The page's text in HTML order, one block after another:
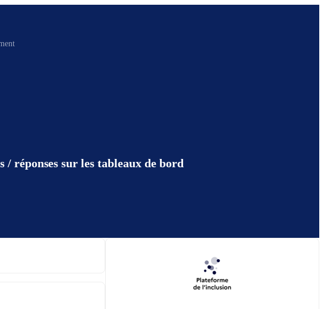
réponses sur les tableaux de bord